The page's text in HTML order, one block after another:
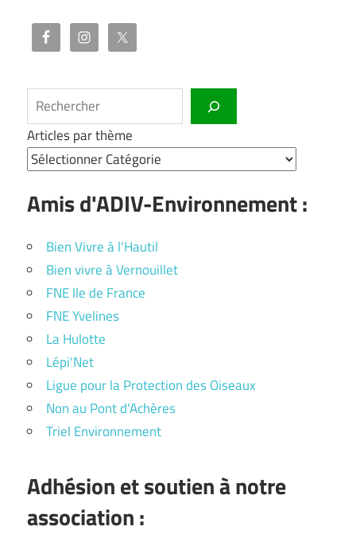
Rechercher
Articles par thème
Amis d'ADIV-Environnement :
Bien Vivre à l'Hautil
Bien vivre à Vernouillet
FNE Ile de France
FNE Yvelines
La Hulotte
Lépi'Net
Ligue pour la Protection des Oiseaux
Non au Pont d'Achères
Triel Environnement
Adhésion et soutien à notre
association :